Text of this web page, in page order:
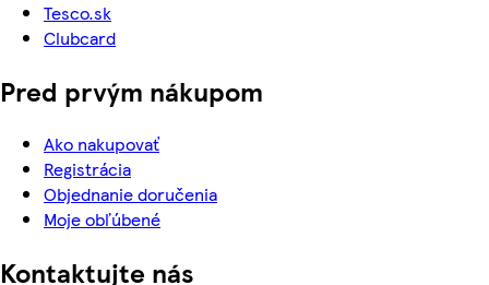
Tesco.sk
Clubcard
Pred prvým nákupom
Ako nakupovať
Registrácia
Objednanie doručenia
Moje obľúbené
Kontaktujte nás